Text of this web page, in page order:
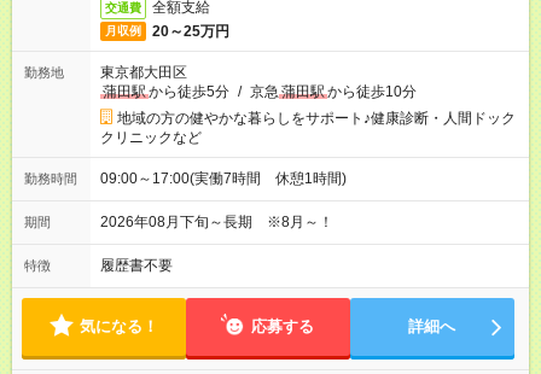
交通費 全額支給
月収例 20～25万円
勤務地
東京都大田区
蒲田駅から徒歩5分 / 京急 蒲田駅から徒歩10分
地域の方の健やかな暮らしをサポート♪健康診断・人間ドック
クリニックなど
勤務時間 09:00～17:00(実働7時間 休憩1時間)
期間 2026年08月下旬～長期 ※8月～！
特徴 履歴書不要
気になる！ 応募する 詳細へ